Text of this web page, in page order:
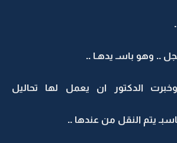
.. وهو باسـ يدهـا ..
الدكتور ان يعمل لها تحاليل
يتم النقل من عندها ..